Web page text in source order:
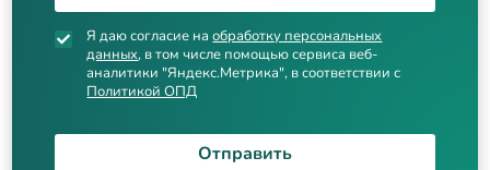
Я даю согласие наобработку персональных
данных, в том числе помощью сервиса веб-
аналитики "Яндекс.Метрика", в соответствии с
Политикой ОПД
Отправить